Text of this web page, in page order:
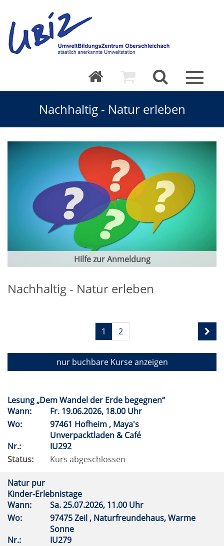
Toggle
Nachhaltig - Natur erleben
Hilfe zur Anmeldung
Nachhaltig - Natur erleben
1 2
nur buchbareKurse anzeigen
Lesung „Dem Wandel der Erde begegnen“
Wann:
Fr. 19.06.2026, 18.00 Uhr
Wo:
97461 Hofheim , Maya's
Unverpacktladen & Café
Nr.:
IU292
Status:
Kurs abgeschlossen
Natur pur
Kinder-Erlebnistage
Wann:
Sa.25.07.2026, 11.00 Uhr
Wo:
97475 Zeil , Naturfreundehaus, Warme
Sonne
Nr.:
IU279